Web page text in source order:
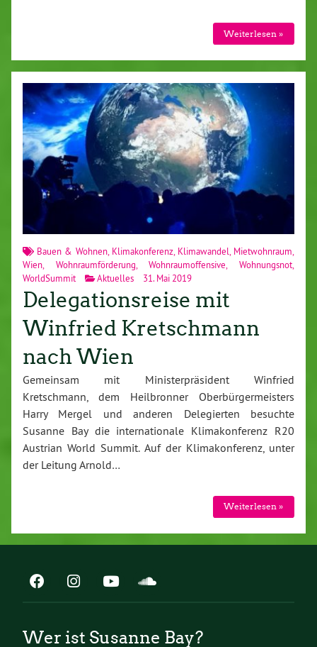
Weiterlesen »
Bauen & Wohnen, Klimakonferenz, Klimawandel, Mietwohnraum,
Wien, Wohnraumförderung,Wohnraumoffensive,Wohnungsnot,
WorldSummit
Aktuelles 31. Mai 2019
Delegationsreise mit
Winfried Kretschmann
nach Wien
Gemeinsam mit Ministerpräsident Winfried
Kretschmann, dem Heilbronner Oberbürgermeisters
Harry Mergel und anderen Delegierten besuchte
Susanne Bay die internationale Klimakonferenz R20
Austrian World Summit. Auf der Klimakonferenz, unter
der Leitung Arnold…
Weiterlesen »
Wer ist Susanne Bay?